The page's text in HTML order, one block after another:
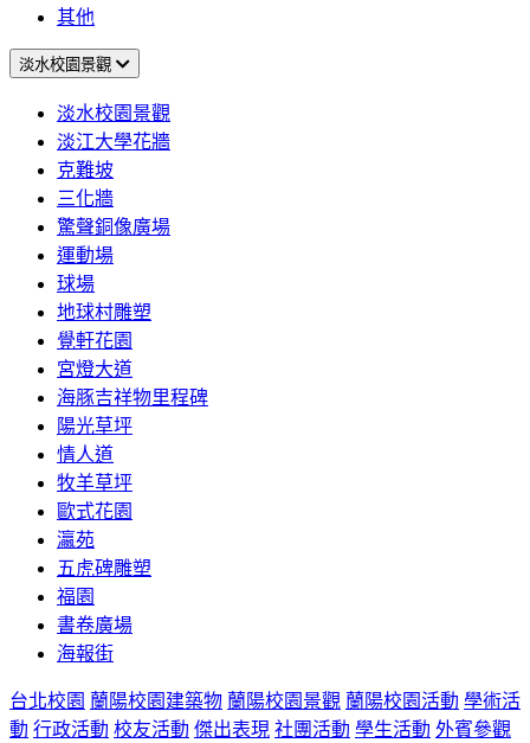
其他
淡水校園景觀
淡水校園景觀
淡江大學花牆
克難坡
三化牆
驚聲銅像廣場
運動場
球場
地球村雕塑
覺軒花園
宮燈大道
海豚吉祥物里程碑
陽光草坪
情人道
牧羊草坪
歐式花園
瀛苑
五虎碑雕塑
福園
書卷廣場
海報街
台北校園 蘭陽校園建築物 蘭陽校園景觀 蘭陽校園活動 學術活
動 行政活動 校友活動 傑出表現 社團活動 學生活動 外賓參觀